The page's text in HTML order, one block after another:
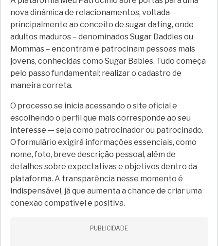
nova dinâmica de relacionamentos, voltada
principalmente ao conceito de sugar dating, onde
adultos maduros – denominados Sugar Daddies ou
Mommas – encontram e patrocinam pessoas mais
jovens, conhecidas como Sugar Babies. Tudo começa
pelo passo fundamental: realizar o cadastro de
maneira correta.
O processo se inicia acessando o site oficial e
escolhendo o perfil que mais corresponde ao seu
interesse — seja como patrocinador ou patrocinado.
O formulário exigirá informações essenciais, como
nome, foto, breve descrição pessoal, além de
detalhes sobre expectativas e objetivos dentro da
plataforma. A transparência nesse momento é
indispensável, já que aumenta a chance de criar uma
conexão compatível e positiva.
PUBLICIDADE